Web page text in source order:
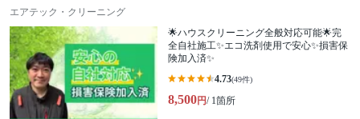
エアテック・クリーニング
🌟ハウスクリーニング全般対応可能🌟完
全自社施工✨エコ洗剤使用で安心✨損害保
険加入済✨
4.73(49件)
8,500円/ 1箇所